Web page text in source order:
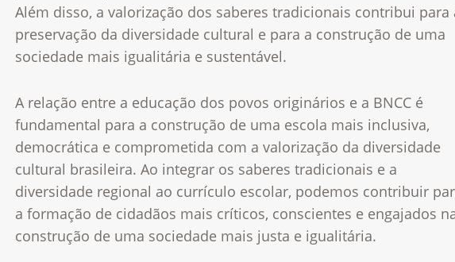
Além disso, a valorização dos saberes tradicionais contribui para
preservação da diversidade cultural e para a construção de uma
sociedade mais igualitária e sustentável.
A relação entre a educação dos povos originários e a BNCC é
fundamental para a construção de uma escola mais inclusiva,
democrática e comprometida com a valorização da diversidade
cultural brasileira. Ao integrar os saberes tradicionais e a
diversidade regional ao currículo escolar, podemos contribuir
a formação de cidadãos mais críticos, conscientes e engajados
construção de uma sociedade mais justa e igualitária.